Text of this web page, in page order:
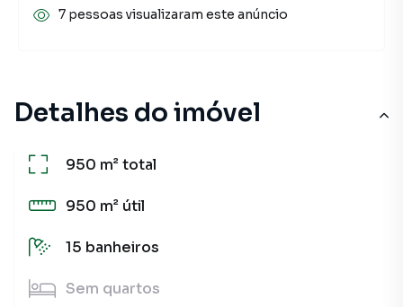
Detalhes do imóvel
950 m²total
950 m² útil
15 banheiros
Sem quartos
7 pessoas visualizaram este anúncio